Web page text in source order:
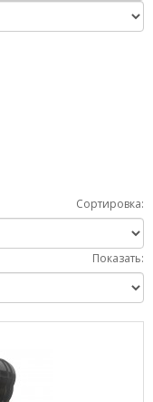
Сортировка:
Показать: